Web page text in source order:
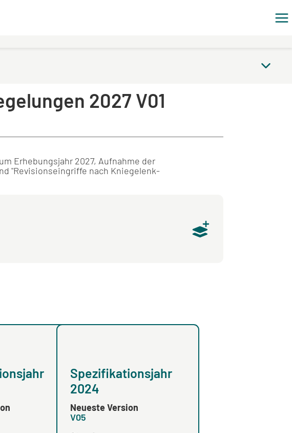
2027 V01
Erhebungsjahr 2027, Aufnahme der
"Revisionseingriffe nach Kniegelenk-
Spezifikationsjahr
2024
Neueste Version
V05